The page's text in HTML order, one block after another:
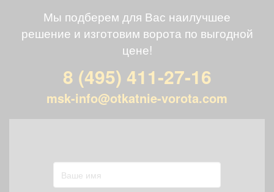
Мы подберем для Вас наилучшее
решение и изготовим ворота по выгодной
цене!
8 (495) 411-27-16
msk-info@otkatnie-vorota.com